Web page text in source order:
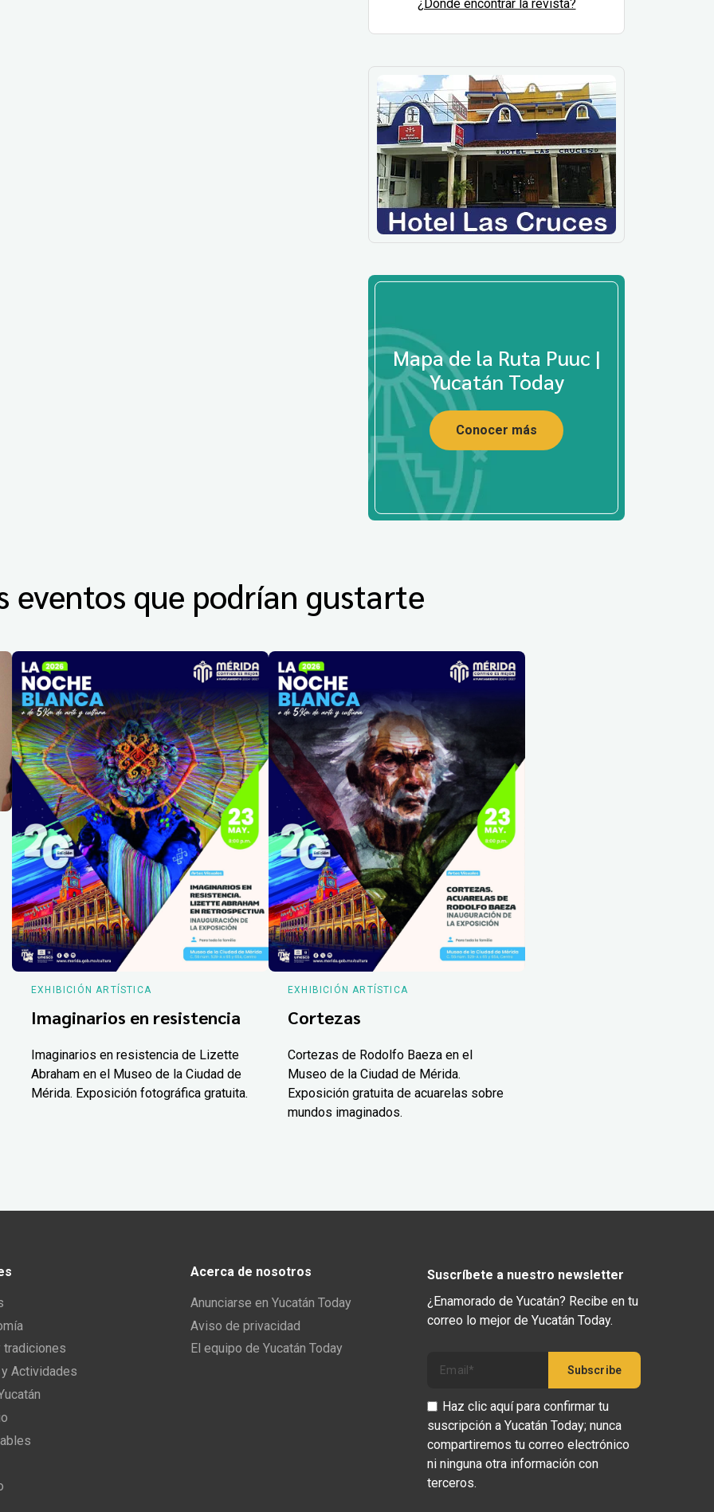
¿Dónde encontrar la revista?
Mapa de la Ruta Puuc |
Yucatán Today
Conocer más
eventos que podrían gustarte
EXHIBICIÓN ARTÍSTICA
Imaginarios en resistencia
Imaginarios en resistencia de Lizette
Abraham en el Museo de la Ciudad de
Mérida. Exposición fotográfica gratuita.
EXHIBICIÓN ARTÍSTICA
Cortezas
Cortezas de Rodolfo Baeza en el
Museo de la Ciudad de Mérida.
Exposición gratuita de acuarelas sobre
mundos imaginados.
tradiciones
Actividades
Acerca de nosotros
Anunciarse en Yucatán Today
Aviso de privacidad
El equipo de Yucatán Today
Suscríbete a nuestro newsletter
¿Enamorado de Yucatán? Recibe en tu
correo lo mejor de Yucatán Today.
Haz clic aquí para confirmar tu
suscripción a Yucatán Today; nunca
compartiremos tu correo electrónico
ni ninguna otra información con
terceros.